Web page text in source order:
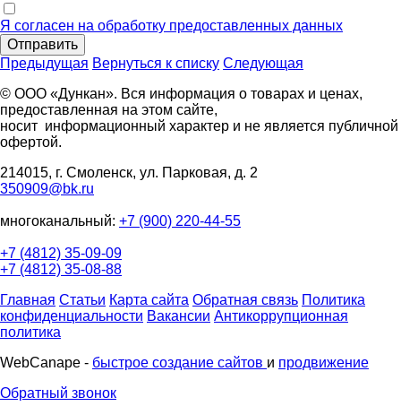
Я согласен на обработку предоставленных данных
Отправить
Предыдущая Вернуться к списку Следующая
© ООО «Дункан». Вся информация о товарах и ценах,
предоставленная на этом сайте,
носит информационный характер и не является публичной
офертой.
214015, г. Смоленск, ул. Парковая, д. 2
350909@bk.ru
многоканальный: +7 (900) 220-44-55
+7 (4812) 35-09-09
+7 (4812) 35-08-88
Главная Статьи Карта сайта Обратная связь Политика
конфиденциальности Вакансии Антикоррупционная
политика
WebCanape - быстрое создание сайтов и продвижение
Обратный звонок